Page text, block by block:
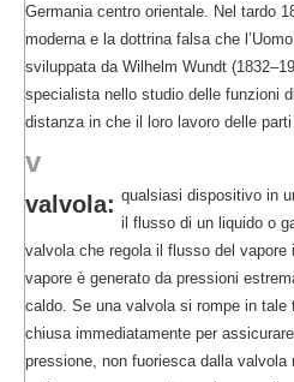
Germania centro orientale. Nel tardo
moderna e la dottrina falsa che
sviluppata da Wilhelm Wundt
specialista nello studio delle funzioni
distanza in che il loro lavoro delle parti
v
valvola: qualsiasi dispositivo in
il flusso di un liquido o
valvola che regola il flusso del vapore
vapore è generato da pressioni
caldo. Se una valvola si rompe in tale
chiusa immediatamente per
pressione, non fuoriesca dalla valvola